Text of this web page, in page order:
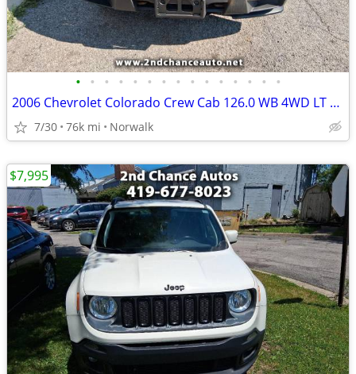
• • • • • • • • • • • • • • •
2006 Chevrolet Colorado Crew Cab 126.0 WB 4WD LT w/1LT
7/30 76k mi Norwalk
$7,995